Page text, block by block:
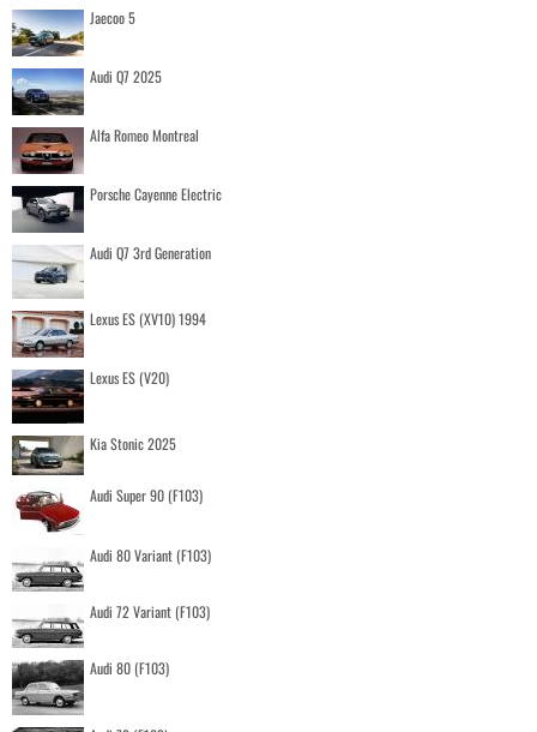
Jaecoo 5
Audi Q7 2025
Alfa Romeo Montreal
Porsche Cayenne Electric
Audi Q7 3rd Generation
Lexus ES (XV10) 1994
Lexus ES (V20)
Kia Stonic 2025
Audi Super 90 (F103)
Audi 80 Variant (F103)
Audi 72 Variant (F103)
Audi 80 (F103)